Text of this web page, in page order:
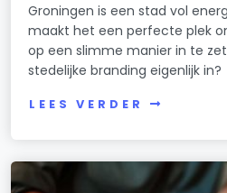
Groningen is een stad vol
maakt het een perfecte plek
op een slimme manier in te
stedelijke branding eigenlijk in?
LEES VERDER